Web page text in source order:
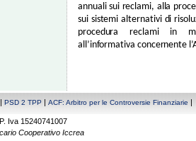
annuali sui reclami, alla
sui sistemi alternativi di
procedura reclami in
all’informativa concernente
| PSD 2 TPP | ACF: Arbitro per le Controversie Finanziarie |
Iva 15240741007
Cooperativo Iccrea